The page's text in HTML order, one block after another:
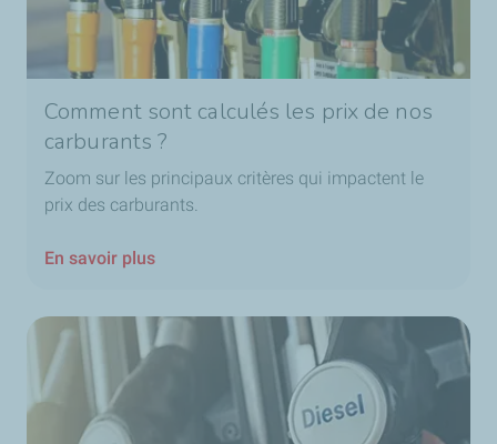
Comment sont calculés les prix de nos
carburants ?
Zoom sur les principaux critères qui impactent le
prix des carburants.
En savoir plus